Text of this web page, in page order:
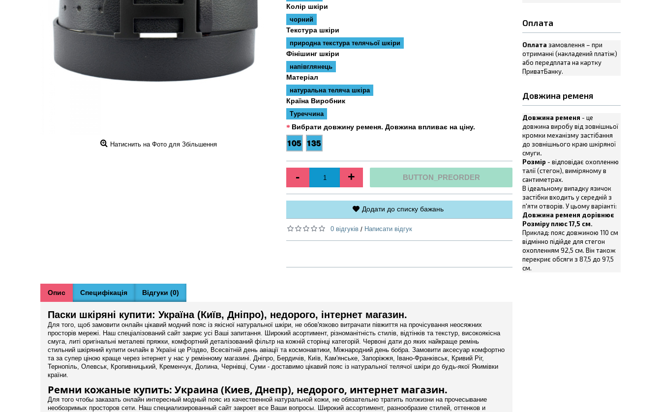
Оплата
Оплата замовлення – при
отриманні (накладений платіж)
або передплата на картку
ПриватБанку.
Довжина ременя
Довжина ременя - це
довжина виробу від зовнішньої
кромки механізму застібання
до зовнішнього краю шкіряної
смуги.
Розмір - відповідає охопленню
талії (стегон), виміряному в
сантиметрах.
В ідеальному випадку язичок
застібки входить у середній з
п'яти отворів. У цьому варіанті:
Довжина ременя дорівнює
Розміру плюс 17,5 см.
Приклад: пояс довжиною 110 см
відмінно підійде для стегон
охопленням 92,5 см. Він також
перекриє обсяги з 87,5 до 97,5
см.
Натиснить на Фото для Збільшення
Колір шкіри
чорний
Текстура шкіри
природна текстура телячьої шкіри
Фінішинг шкіри
напівглянець
Матеріал
натуральна теляча шкіра
Країна Виробник
Туреччина
Вибрати довжину ременя. Довжина впливає на ціну.
- + BUTTON_PREORDER
Додати до списку бажань
0 відгуків / Написати відгук
Опис Специфікація Відгуки (0)
Паски шкіряні купити: Україна (Київ, Дніпро), недорого, інтернет магазин.
Для того, щоб замовити онлайн цікавий модний пояс із якісної натуральної шкіри, не обов'язково витрачати півжиття на прочісування неосяжних
просторів мережі. Наш спеціалізований сайт закриє усі Ваші запитання. Широкий асортимент, різноманітність стилів, відтінків та текстур, високоякісна
смуга, литі оригінальні металеві пряжки, комфортний деталізований фільтр на кожній сторінці категорій. Червоні дати до яких найкраще ремінь
стильний шкіряний купити онлайн в Україні це Різдво, Всесвітній день авіації та космонавтики, Міжнародний день бобра. Замовити аксесуар комфортно
та за супер ціною краще через інтернет у нас у ремінному магазині. Дніпро, Бердичів, Київ, Кам'янське, Запоріжжя, Івано-Франківськ, Кривий Ріг,
Тернопіль, Олевськ, Кропивницький, Кременчук, Долина, Чернівці, Суми - доставимо цікавий пояс із натуральної телячої шкіри до будь-якої Якимівки
країни.
Ремни кожаные купить: Украина (Киев, Днепр), недорого, интернет магазин.
Для того чтобы заказать онлайн интересный модный пояс из качественной натуральной кожи, не обязательно тратить полжизни на прочесывание
необозримых просторов сети. Наш специализированный сайт закроет все Ваши вопросы. Широкий ассортимент, разнообразие стилей, оттенков и